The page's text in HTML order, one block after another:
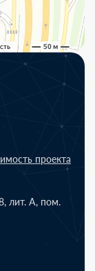
проекта
лит. А, пом.